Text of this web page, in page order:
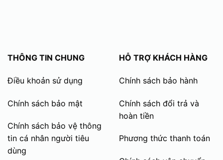
THÔNG TIN CHUNG
Điều khoản sử dụng
Chính sách bảo mật
Chính sách bảo vệ thông
tin cá nhân người tiêu
dùng
HỖ TRỢ KHÁCH HÀNG
Chính sách bảo hành
Chính sách đổi trả và
hoàn tiền
Phương thức thanh toán